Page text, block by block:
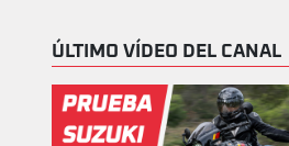
ÚLTIMO VÍDEO DEL CANAL